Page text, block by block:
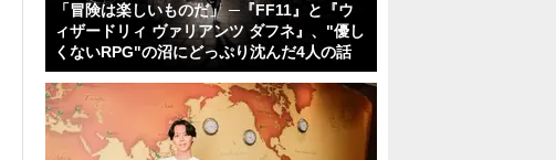
「冒険は楽しいものだ」 ─『FF11』と『ウ
ィザードリィ ヴァリアンツ ダフネ』、"優し
くないRPG"の沼にどっぷり沈んだ4人の話